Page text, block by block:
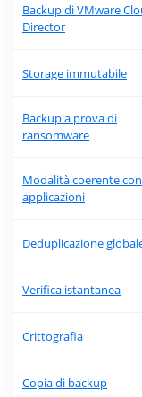
Backup di VMware
Director
Storage immutabile
Backup a prova di
ransomware
Modalità coerente
applicazioni
Deduplicazione
Verifica istantanea
Crittografia
Copia di backup